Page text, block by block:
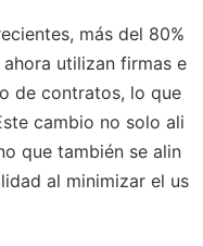
más del 80%
utilizan firmas e
de contratos, lo que
cambio no solo ali
que también se alin
al minimizar el us